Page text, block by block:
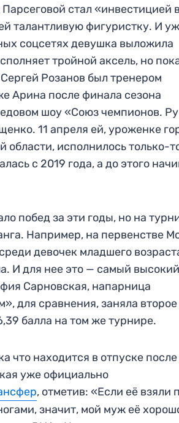
стал «инвестицией
талантливую фигуристку. И
соцсетях девушка выложила
тройной аксель, но
Розанов был тренером
Арина после финала сезона
шоу «Союз чемпионов.
11 апреля ей, уроженке
области, исполнилось только-
с 2019 года, а до этого
побед за эти годы, но на
Например, на первенстве
девочек младшего
И для нее это — самый
Сарновская, напарница
для сравнения, заняла второе
балла на том же турнире.
что находится в отпуске после
уже официально
, отметив: «Если её взяли
значит, мой муж её